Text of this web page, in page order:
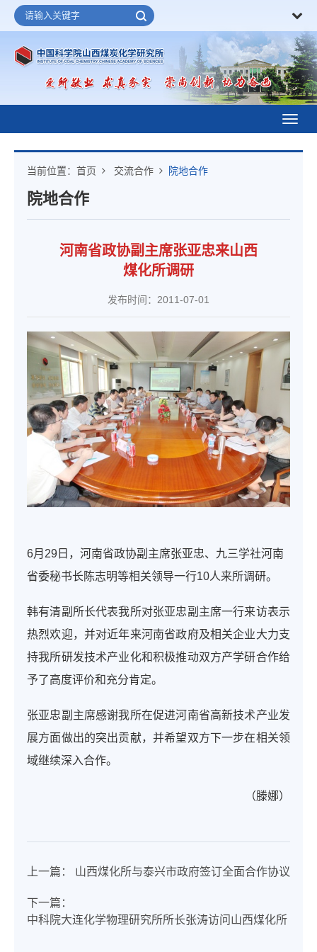
当前位置： 首页 交流合作 院地合作
院地合作
河南省政协副主席张亚忠来山西
煤化所调研
发布时间：2011-07-01
6月29日，河南省政协副主席张亚忠、九三学社河南
省委秘书长陈志明等相关领导一行10人来所调研。
韩有清副所长代表我所对张亚忠副主席一行来访表示
热烈欢迎，并对近年来河南省政府及相关企业大力支
持我所研发技术产业化和积极推动双方产学研合作给
予了高度评价和充分肯定。
张亚忠副主席感谢我所在促进河南省高新技术产业发
展方面做出的突出贡献，并希望双方下一步在相关领
域继续深入合作。
（滕娜）
上一篇： 山西煤化所与泰兴市政府签订全面合作协议
下一篇：
中科院大连化学物理研究所所长张涛访问山西煤化所